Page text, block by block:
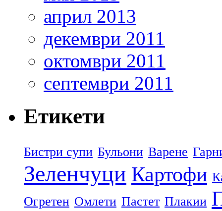
април 2013
декември 2011
октомври 2011
септември 2011
Етикети
Бистри супи Бульони Варене
Зеленчуци Картофи
Огретен Омлети Пастет Плакии